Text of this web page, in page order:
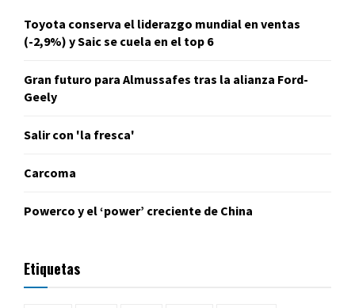
Toyota conserva el liderazgo mundial en ventas
(-2,9%) y Saic se cuela en el top 6
Gran futuro para Almussafes tras la alianza Ford-
Geely
Salir con 'la fresca'
Carcoma
Powerco y el ‘power’ creciente de China
Etiquetas